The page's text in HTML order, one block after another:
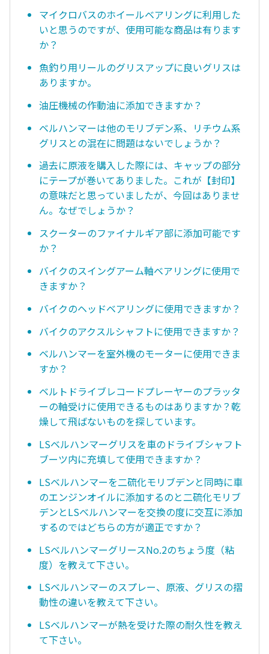
マイクロバスのホイールベアリングに利用した
いと思うのですが、使用可能な商品は有ります
か？
魚釣り用リールのグリスアップに良いグリスは
ありますか。
油圧機械の作動油に添加できますか？
ベルハンマーは他のモリブデン系、リチウム系
グリスとの混在に問題はないでしょうか？
過去に原液を購入した際には、キャップの部分
にテープが巻いてありました。これが【封印】
の意味だと思っていましたが、今回はありませ
ん。なぜでしょうか？
スクーターのファイナルギア部に添加可能です
か？
バイクのスイングアーム軸ベアリングに使用で
きますか？
バイクのヘッドベアリングに使用できますか？
バイクのアクスルシャフトに使用できますか？
ベルハンマーを室外機のモーターに使用できま
すか？
ベルトドライブレコードプレーヤーのプラッタ
ーの軸受けに使用できるものはありますか？乾
燥して飛ばないものを探しています。
LSベルハンマーグリスを車のドライブシャフト
ブーツ内に充填して使用できますか？
LSベルハンマーを二硫化モリブデンと同時に車
のエンジンオイルに添加するのと二硫化モリブ
デンとLSべルハンマーを交換の度に交互に添加
するのではどちらの方が適正ですか？
LSベルハンマーグリースNo.2のちょう度（粘
度）を教えて下さい。
LSベルハンマーのスプレー、原液、グリスの摺
動性の違いを教えて下さい。
LSベルハンマーが熱を受けた際の耐久性を教え
て下さい。